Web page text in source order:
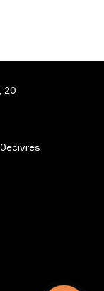
20